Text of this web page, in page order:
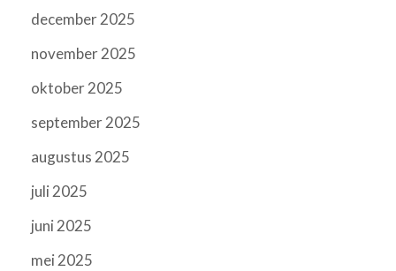
december 2025
november 2025
oktober 2025
september 2025
augustus 2025
juli 2025
juni 2025
mei 2025